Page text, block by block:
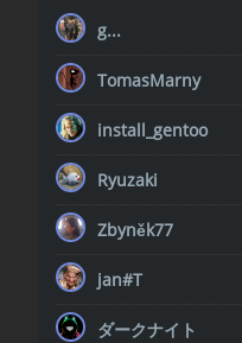
g...
TomasMarny
install_gentoo
Ryuzaki
Zbyněk77
jan#T
ダークナイト